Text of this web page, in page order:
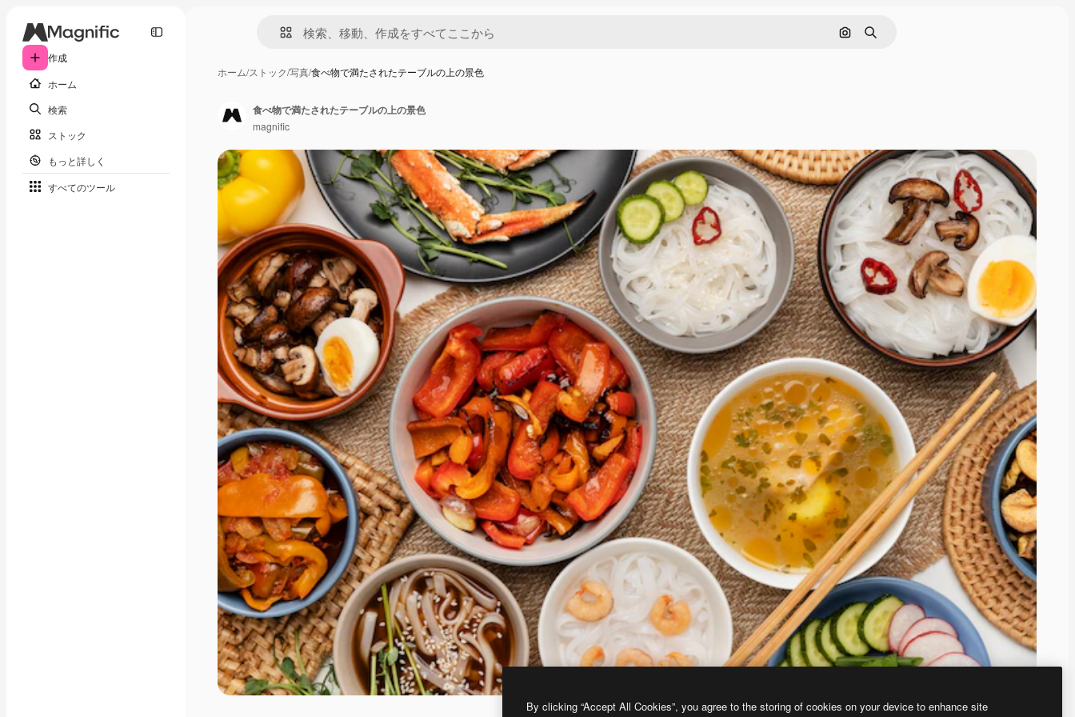
作成
ホーム
検索
ストック
もっと詳しく
すべてのツール
画像で検索
検索
ホーム/ストック/写真/食べ物で満たされたテーブルの上の景色
食べ物で満たされたテーブルの上の景色
magnific
By clicking “Accept All Cookies”, you agree to the storing of cookies on your device to enhance site